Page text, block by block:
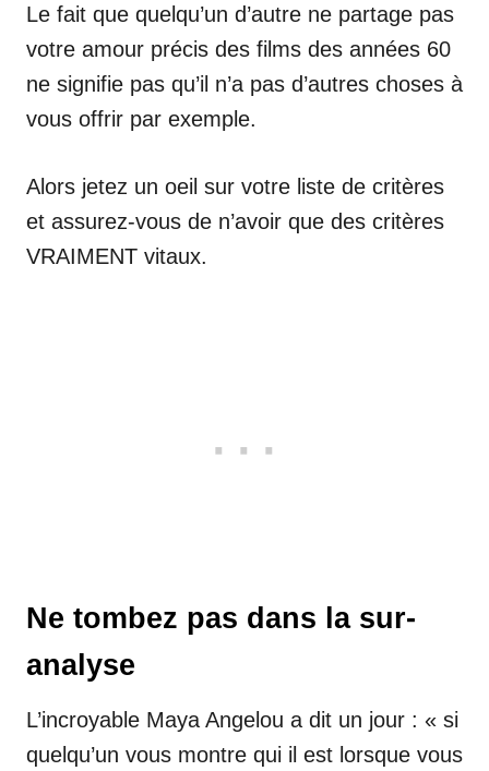
Le fait que quelqu’un d’autre ne partage pas
votre amour précis des films des années 60
ne signifie pas qu’il n’a pas d’autres choses à
vous offrir par exemple.
Alors jetez un oeil sur votre liste de critères
et assurez-vous de n’avoir que des critères
VRAIMENT vitaux.
Ne tombez pas dans la sur-
analyse
L’incroyable Maya Angelou a dit un jour : « si
quelqu’un vous montre qui il est lorsque vous